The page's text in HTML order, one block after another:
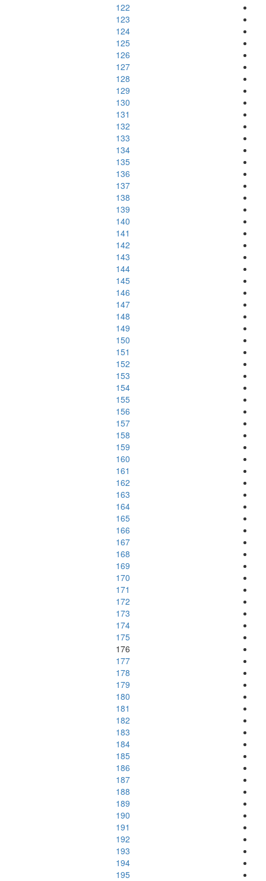
122
123
124
125
126
127
128
129
130
131
132
133
134
135
136
137
138
139
140
141
142
143
144
145
146
147
148
149
150
151
152
153
154
155
156
157
158
159
160
161
162
163
164
165
166
167
168
169
170
171
172
173
174
175
176
177
178
179
180
181
182
183
184
185
186
187
188
189
190
191
192
193
194
195